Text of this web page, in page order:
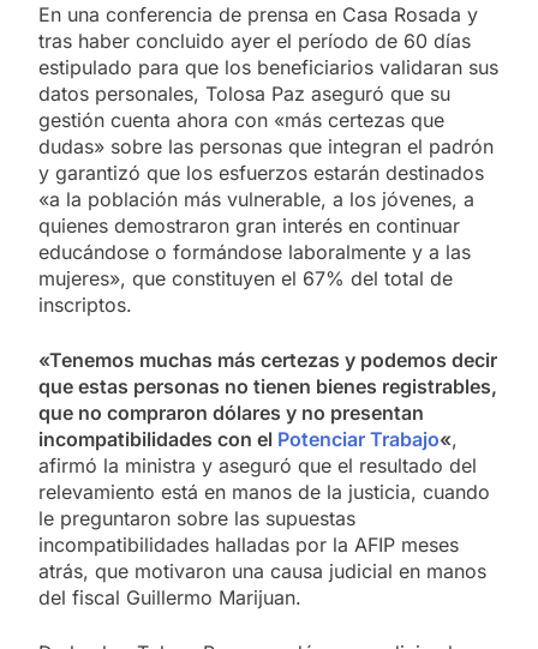
En una conferencia de prensa en Casa Rosada y
tras haber concluido ayer el período de 60 días
estipulado para que los beneficiarios validaran sus
datos personales, Tolosa Paz aseguró que su
gestión cuenta ahora con «más certezas que
dudas» sobre las personas que integran el padrón
y garantizó que los esfuerzos estarán destinados
«a la población más vulnerable, a los jóvenes, a
quienes demostraron gran interés en continuar
educándose o formándose laboralmente y a las
mujeres», que constituyen el 67% del total de
inscriptos.
«Tenemos muchas más certezas y podemos decir
que estas personas no tienen bienes registrables,
que no compraron dólares y no presentan
incompatibilidades con el Potenciar Trabajo«,
afirmó la ministra y aseguró que el resultado del
relevamiento está en manos de la justicia, cuando
le preguntaron sobre las supuestas
incompatibilidades halladas por la AFIP meses
atrás, que motivaron una causa judicial en manos
del fiscal Guillermo Marijuan.